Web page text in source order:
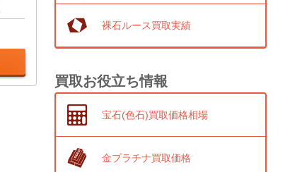
裸石ルース買取実績
買取お役立ち情報
宝石(色石)買取価格相場
金プラチナ買取価格